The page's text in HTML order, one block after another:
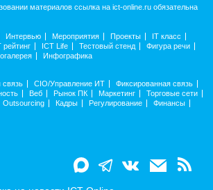
материалов ссылка на ict-online.ru обязательна
Интервью Мероприятия Проекты
IT класс
рейтинг ICT Life Тестовый стенд
Фигура речи
Инфографика
связь CIO/Управление ИТ
Фиксированная связь
Веб Рынок ПК Маркетинг
Торговые сети
Outsourcing Кадры Регулирование
Финансы